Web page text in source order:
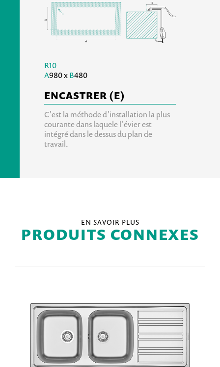
R10
A980 xB480
ENCASTRER (E)
C'est la méthode d'installation la plus
courante dans laquele l'évier est
intégré dans le dessus du plan de
travail.
EN SAVOIR PLUS
PRODUITS CONNEXES